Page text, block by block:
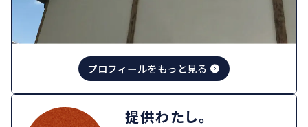
プロフィールをもっと見る
提供わたし。